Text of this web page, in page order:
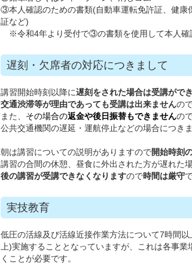
③本人確認のための書類(自動車運転免許証、健康
証など)
※令和4年より受付で③の書類を使用して本人確
遅刻・欠席者の対応につきまして
講習開始時刻以降に遅刻をされた場合は受講がで
交通渋滞等が理由であっても受講は出来ませんの
また、 その場合の返金や後日振替もできませんの
公共交通機関の遅延・運航停止などの場合につき
朝は講習についての説明がありますので開始時刻
講習の合間の休憩、昼食に外出された方が遅れた
後の講習が受講できなくなりますので時間は厳守
実技教育
低圧の活線及び活線近接作業方法について7時間
上)実施することとなっていますが、これは各事
くことが必要です。